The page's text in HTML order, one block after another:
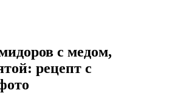
с медом,
рецепт с